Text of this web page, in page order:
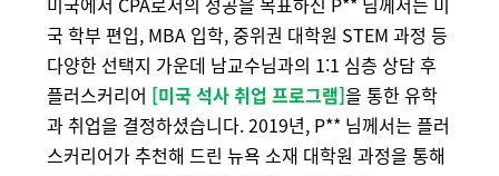
국 학부 편입, MBA 입학, 중위권 대학원 STEM 과정 등
다양한 선택지 가운데 남교수님과의 1:1 심층 상담 후
플러스커리어 [미국 석사 취업 프로그램]을 통한 유학
과 취업을 결정하셨습니다. 2019년, P** 님께서는 플러
스커리어가 추천해 드린 뉴욕 소재 대학원 과정을 통해